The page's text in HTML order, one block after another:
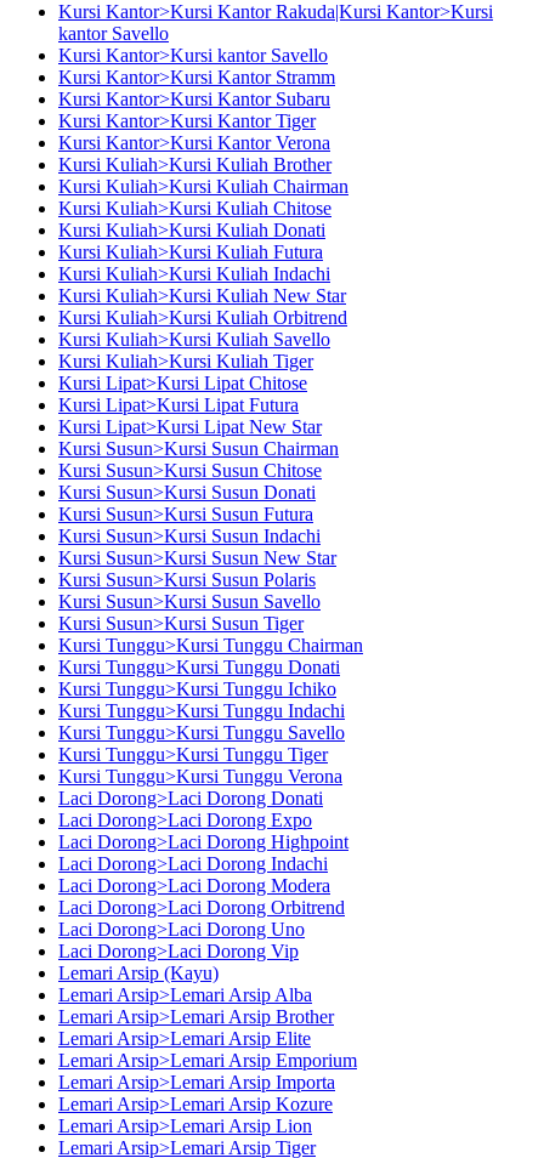
Kursi Kantor>Kursi Kantor Rakuda|Kursi Kantor>Kursi
kantor Savello
Kursi Kantor>Kursi kantor Savello
Kursi Kantor>Kursi Kantor Stramm
Kursi Kantor>Kursi Kantor Subaru
Kursi Kantor>Kursi Kantor Tiger
Kursi Kantor>Kursi Kantor Verona
Kursi Kuliah>Kursi Kuliah Brother
Kursi Kuliah>Kursi Kuliah Chairman
Kursi Kuliah>Kursi Kuliah Chitose
Kursi Kuliah>Kursi Kuliah Donati
Kursi Kuliah>Kursi Kuliah Futura
Kursi Kuliah>Kursi Kuliah Indachi
Kursi Kuliah>Kursi Kuliah New Star
Kursi Kuliah>Kursi Kuliah Orbitrend
Kursi Kuliah>Kursi Kuliah Savello
Kursi Kuliah>Kursi Kuliah Tiger
Kursi Lipat>Kursi Lipat Chitose
Kursi Lipat>Kursi Lipat Futura
Kursi Lipat>Kursi Lipat New Star
Kursi Susun>Kursi Susun Chairman
Kursi Susun>Kursi Susun Chitose
Kursi Susun>Kursi Susun Donati
Kursi Susun>Kursi Susun Futura
Kursi Susun>Kursi Susun Indachi
Kursi Susun>Kursi Susun New Star
Kursi Susun>Kursi Susun Polaris
Kursi Susun>Kursi Susun Savello
Kursi Susun>Kursi Susun Tiger
Kursi Tunggu>Kursi Tunggu Chairman
Kursi Tunggu>Kursi Tunggu Donati
Kursi Tunggu>Kursi Tunggu Ichiko
Kursi Tunggu>Kursi Tunggu Indachi
Kursi Tunggu>Kursi Tunggu Savello
Kursi Tunggu>Kursi Tunggu Tiger
Kursi Tunggu>Kursi Tunggu Verona
Laci Dorong>Laci Dorong Donati
Laci Dorong>Laci Dorong Expo
Laci Dorong>Laci Dorong Highpoint
Laci Dorong>Laci Dorong Indachi
Laci Dorong>Laci Dorong Modera
Laci Dorong>Laci Dorong Orbitrend
Laci Dorong>Laci Dorong Uno
Laci Dorong>Laci Dorong Vip
Lemari Arsip (Kayu)
Lemari Arsip>Lemari Arsip Alba
Lemari Arsip>Lemari Arsip Brother
Lemari Arsip>Lemari Arsip Elite
Lemari Arsip>Lemari Arsip Emporium
Lemari Arsip>Lemari Arsip Importa
Lemari Arsip>Lemari Arsip Kozure
Lemari Arsip>Lemari Arsip Lion
Lemari Arsip>Lemari Arsip Tiger